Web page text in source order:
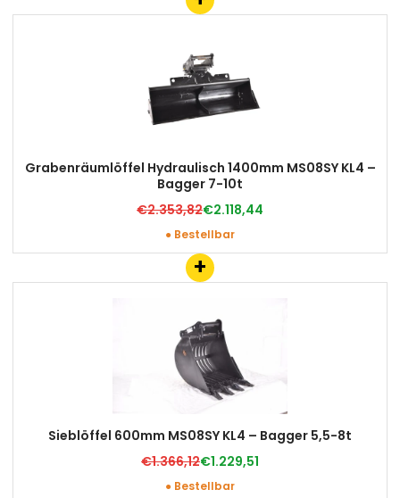
Grabenräumlöffel Hydraulisch 1400mm MS08SY KL4 –
Bagger 7-10t
€2.353,82€2.118,44
● Bestellbar
+
Sieblöffel 600mm MS08SY KL4 – Bagger 5,5-8t
€1.366,12€1.229,51
● Bestellbar